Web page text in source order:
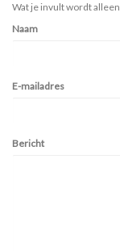
Wat je invult wordt
Naam
E-mailadres
Bericht